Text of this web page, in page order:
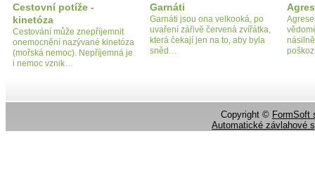
Cestovní potíže -
kinetóza
Cestování může znepříjemnit
onemocnění nazývané kinetóza
(mořská nemoc). Nepříjemná je
i nemoc vznik…
Garnáti
Garnáti jsou ona velkooká, po
uvaření zářivě červená zvířátka,
která čekají jen na to, aby byla
sněd…
Copyright © FormSoft
Automatické závlahové